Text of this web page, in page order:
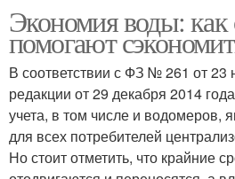
Экономия воды: как
помогают
В соответствии с ФЗ № 261 от 23
редакции от 29 декабря 2014
учета, в том числе и водомеров,
для всех потребителей
Но стоит отметить, что крайние